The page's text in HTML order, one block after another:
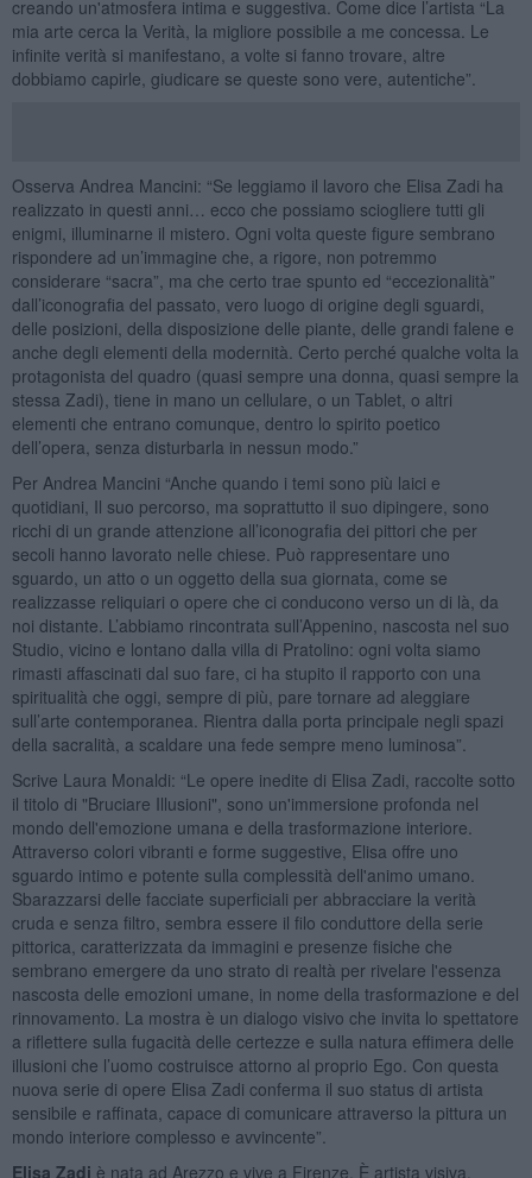
creando un'atmosfera intima e suggestiva. Come dice l’artista “La
mia arte cerca la Verità, la migliore possibile a me concessa. Le
infinite verità si manifestano, a volte si fanno trovare, altre
dobbiamo capirle, giudicare se queste sono vere, autentiche”.
Osserva Andrea Mancini: “Se leggiamo il lavoro che Elisa Zadi ha
realizzato in questi anni… ecco che possiamo sciogliere tutti gli
enigmi, illuminarne il mistero. Ogni volta queste figure sembrano
rispondere ad un’immagine che, a rigore, non potremmo
considerare “sacra”, ma che certo trae spunto ed “eccezionalità”
dall’iconografia del passato, vero luogo di origine degli sguardi,
delle posizioni, della disposizione delle piante, delle grandi falene e
anche degli elementi della modernità. Certo perché qualche volta la
protagonista del quadro (quasi sempre una donna, quasi sempre la
stessa Zadi), tiene in mano un cellulare, o un Tablet, o altri
elementi che entrano comunque, dentro lo spirito poetico
dell’opera, senza disturbarla in nessun modo.”
Per Andrea Mancini “Anche quando i temi sono più laici e
quotidiani, Il suo percorso, ma soprattutto il suo dipingere, sono
ricchi di un grande attenzione all’iconografia dei pittori che per
secoli hanno lavorato nelle chiese. Può rappresentare uno
sguardo, un atto o un oggetto della sua giornata, come se
realizzasse reliquiari o opere che ci conducono verso un di là, da
noi distante. L’abbiamo rincontrata sull’Appenino, nascosta nel suo
Studio, vicino e lontano dalla villa di Pratolino: ogni volta siamo
rimasti affascinati dal suo fare, ci ha stupito il rapporto con una
spiritualità che oggi, sempre di più, pare tornare ad aleggiare
sull’arte contemporanea. Rientra dalla porta principale negli spazi
della sacralità, a scaldare una fede sempre meno luminosa”.
Scrive Laura Monaldi: “Le opere inedite di Elisa Zadi, raccolte sotto
il titolo di "Bruciare Illusioni", sono un'immersione profonda nel
mondo dell'emozione umana e della trasformazione interiore.
Attraverso colori vibranti e forme suggestive, Elisa offre uno
sguardo intimo e potente sulla complessità dell'animo umano.
Sbarazzarsi delle facciate superficiali per abbracciare la verità
cruda e senza filtro, sembra essere il filo conduttore della serie
pittorica, caratterizzata da immagini e presenze fisiche che
sembrano emergere da uno strato di realtà per rivelare l'essenza
nascosta delle emozioni umane, in nome della trasformazione e del
rinnovamento. La mostra è un dialogo visivo che invita lo spettatore
a riflettere sulla fugacità delle certezze e sulla natura effimera delle
illusioni che l’uomo costruisce attorno al proprio Ego. Con questa
nuova serie di opere Elisa Zadi conferma il suo status di artista
sensibile e raffinata, capace di comunicare attraverso la pittura un
mondo interiore complesso e avvincente”.
Elisa Zadi è nata ad Arezzo e vive a Firenze. È artista visiva,